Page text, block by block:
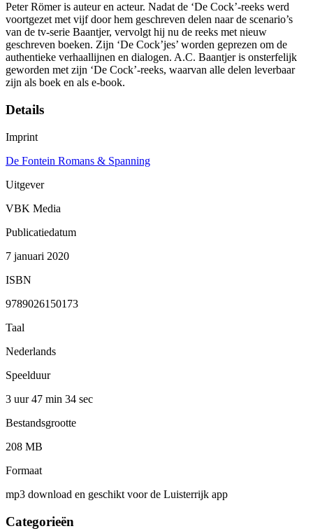
Peter Römer is auteur en acteur. Nadat de ‘De Cock’-reeks werd
voortgezet met vijf door hem geschreven delen naar de scenario’s
van de tv-serie Baantjer, vervolgt hij nu de reeks met nieuw
geschreven boeken. Zijn ‘De Cock’jes’ worden geprezen om de
authentieke verhaallijnen en dialogen. A.C. Baantjer is onsterfelijk
geworden met zijn ‘De Cock’-reeks, waarvan alle delen leverbaar
zijn als boek en als e-book.
Details
Imprint
De Fontein Romans & Spanning
Uitgever
VBK Media
Publicatiedatum
7 januari 2020
ISBN
9789026150173
Taal
Nederlands
Speelduur
3 uur 47 min 34 sec
Bestandsgrootte
208 MB
Formaat
mp3 download en geschikt voor de Luisterrijk app
Categorieën